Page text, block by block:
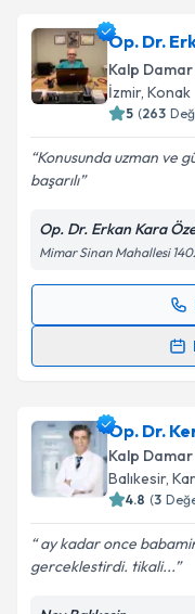
Op. Dr.
Kalp
İzmir, Konak
5 (263
Konusunda uzman ve
başarılı
Op. Dr. Erkan Kara
Mimar Sinan Mahallesi
Randevu
takvim
E-posta
Op. Dr.
Kalp
Balıkesir,
4.8 (3
ay kadar once
gerceklestirdi. tikali...